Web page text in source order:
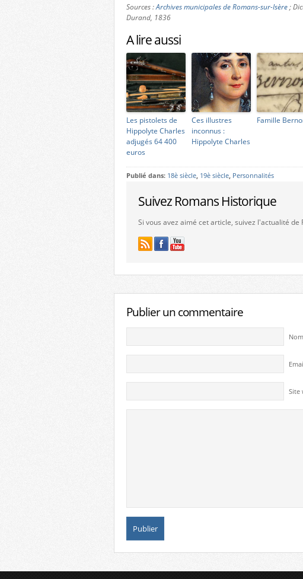
Sources :Archives municipales de Romans-sur-Isère;
Durand, 1836
A lire aussi
Les pistolets de
Hippolyte Charles
adjugés 64 400
euros
Ces illustres
inconnus :
Hippolyte Charles
Famille
Publié dans: 18è siècle, 19è siècle, Personnalités
Suivez Romans Historique
Si vous avez aimé cet article, suivez l'actualité de
Publier un commentaire
Site